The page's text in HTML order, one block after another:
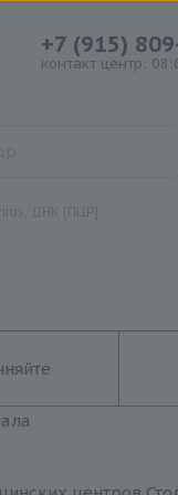
+7 (915)
контакт центр: